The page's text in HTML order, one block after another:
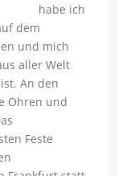
habe ich
dem
und mich
aller Welt
An den
Ohren und
Feste